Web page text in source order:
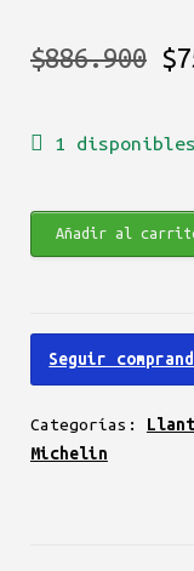
$886.900 El
$
1 disponibles
Michelin
Agilis
205/65
R16
cantidad
Añadir al
Seguir
Categorías:
Michelin